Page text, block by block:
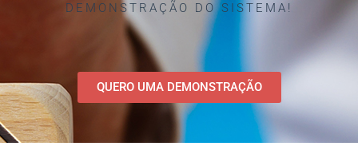
DEMONSTRAÇÃO DO SISTEMA!
QUERO UMA DEMONSTRAÇÃO